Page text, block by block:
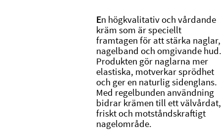
En högkvalitativ och vårdande
kräm som är speciellt
framtagen för att stärka naglar,
nagelband och omgivande hud.
Produkten gör naglarna mer
elastiska, motverkar sprödhet
och ger en naturlig sidenglans.
Med regelbunden användning
bidrar krämen till ett välvårdat,
friskt och motståndskraftigt
nagelområde.